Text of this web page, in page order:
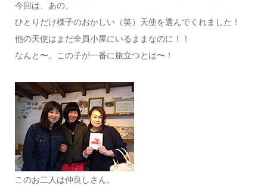
今回は、あの、
ひとりだけ様子のおかしい（笑）天使を選んでくれました！
他の天使はまだ全員小屋にいるままなのに！！
なんと〜。この子が一番に旅立つとは〜！
このお二人は仲良しさん。